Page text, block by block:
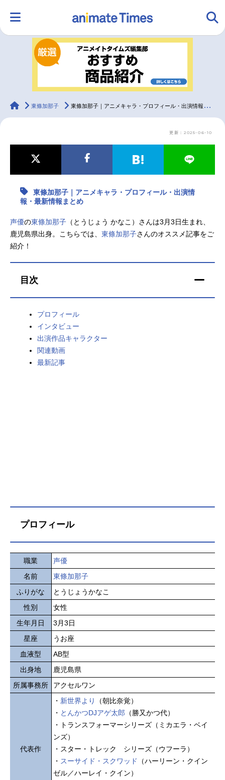
ランキング アニメ
ラジオ グッズ
最新記事一覧
アニメ記事一覧 声優記事一覧
アニメ映画一覧
今期アニメ曜日別一覧
春アニメ
男性声優/女性声優一覧
animateTimes
東條加那子 東條加那子｜アニメキャラ・プロフィール・出演情報・最新情報まとめ
更新：2025-06-10
東條加那子｜アニメキャラ・プロフィール・出演情
報・最新情報まとめ
声優の東條加那子 （とうじょう かなこ）さんは3月3日生まれ、
鹿児島県出身。こちらでは、 東條加那子さんのオススメ記事をご
紹介！
目次
プロフィール
インタビュー
出演作品キャラクター
関連動画
最新記事
プロフィール
職業
声優
名前
東條加那子
ふりがな
とうじょうかなこ
性別
女性
生年月日
3月3日
星座
うお座
血液型
AB型
出身地
鹿児島県
所属事務所
アクセルワン
代表作
・ 新世界より
（朝比奈覚）
・ とんかつDJアゲ太郎 （勝又かつ代）
・トランスフォーマーシリーズ（ミカエラ・ベイ
ンズ）
・スター・トレック シリーズ（ウフーラ）
・ スーサイド・スクワッド
（ハーリーン・クイン
ゼル／ハーレイ・クイン）